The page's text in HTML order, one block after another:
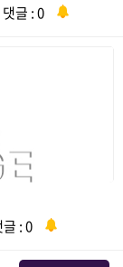
댓글 : 0
글 : 0